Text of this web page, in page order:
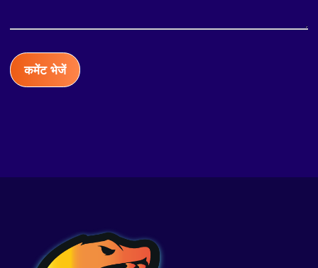
कमेंट भेजें